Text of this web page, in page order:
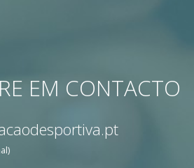
EM CONTACTO